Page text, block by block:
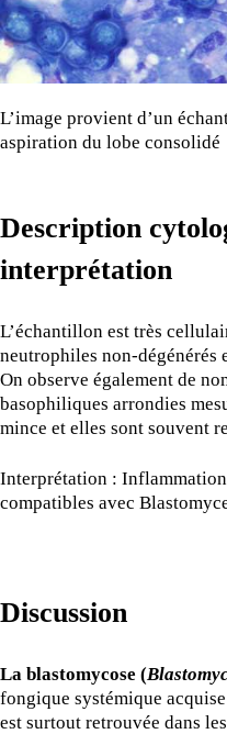
L’image provient d’un
aspiration du lobe consolidé
Description
interprétation
L’échantillon est très
neutrophiles non-dégénérés
On observe également de
basophiliques arrondies
mince et elles sont souvent
Interprétation :
compatibles avec
Discussion
La blastomycose (
fongique systémique
est surtout retrouvée dans